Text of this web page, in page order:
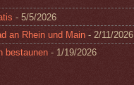
- 5/5/2026
an Rhein und Main - 2/11/2026
bestaunen - 1/19/2026